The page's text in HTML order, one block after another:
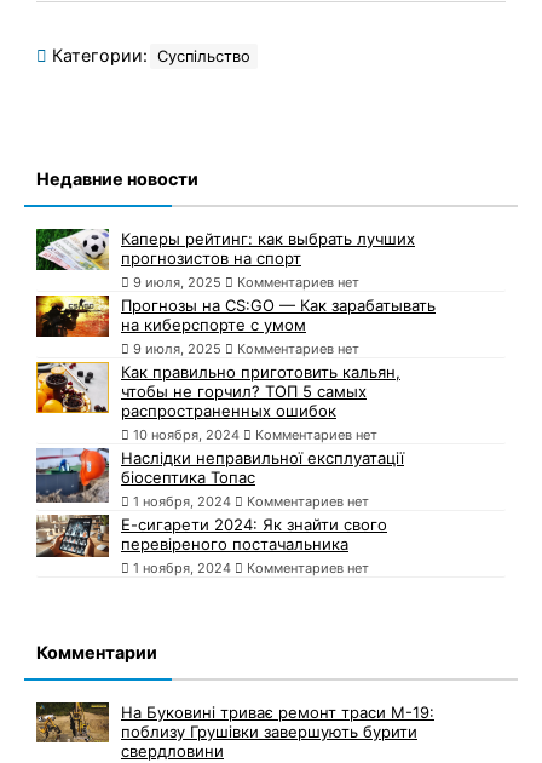
Категории: Суспільство
Недавние новости
Каперы рейтинг: как выбрать лучших
прогнозистов на спорт
9 июля, 2025 Комментариев нет
Прогнозы на CS:GO — Как зарабатывать
на киберспорте с умом
9 июля, 2025 Комментариев нет
Как правильно приготовить кальян,
чтобы не горчил? ТОП 5 самых
распространенных ошибок
10 ноября, 2024 Комментариев нет
Наслідки неправильної експлуатації
біосептика Топас
1 ноября, 2024 Комментариев нет
Е-сигарети 2024: Як знайти свого
перевіреного постачальника
1 ноября, 2024 Комментариев нет
Комментарии
На Буковині триває ремонт траси М-19:
поблизу Грушівки завершують бурити
свердловини